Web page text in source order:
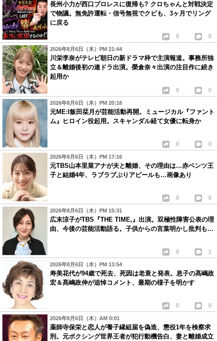
長州小力が西口プロレスに復帰も? クロちゃんと対戦決定
で物議。無免許運転・信号無視でクビも、3ヶ月でリング
に戻る
0 0
2026年8月6日（木）PM 21:44
川栄李奈がテレビ朝日の新ドラマ枠で主演報道。事務所独
立＆離婚後初の連ドラ出演。榮倉奈々出演の注目作に続き
起用か
0 0
2026年8月6日（木）PM 20:18
元ME:I飯田栞月が芸能活動再開。ミュージカル『ファント
ム』ヒロイン役起用。スキャンダル経て女優に転身か
0 0
2026年8月6日（木）PM 17:16
元TBS山本里菜アナが夫と離婚、その理由は…赤ベンツ王
子と結婚4年、ラブラブぶりアピールも…画像あり
0 0
2026年8月6日（木）PM 15:31
広末涼子がTBS『THE TIME,』出演。双極性障害公表の理
由、今後の芸能活動語る。子供からの言葉明かし批判も…
0 1
2026年8月6日（木）PM 13:54
寿美花代が94歳で死去、死因は老衰と発表。息子の髙嶋政
宏＆髙嶋政伸が追悼コメント、最期の様子を明かす
0 0
2026年8月6日（木）AM 0:01
薬師寺保栄と恋人が養子縁組届を偽造、懲役1年を検察求
刑。元ボクシング世界王者が犯行動機告白、妻と離婚成立